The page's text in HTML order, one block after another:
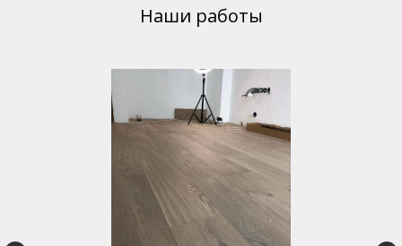
Наши работы